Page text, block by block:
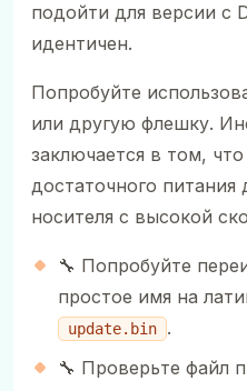
подойти для версии с
идентичен.
Попробуйте
или другую флешку.
заключается в том,
достаточного питания
носителя с высокой
🔧 Попробуйте
простое имя на
update.bin
.
🔧 Проверьте файл